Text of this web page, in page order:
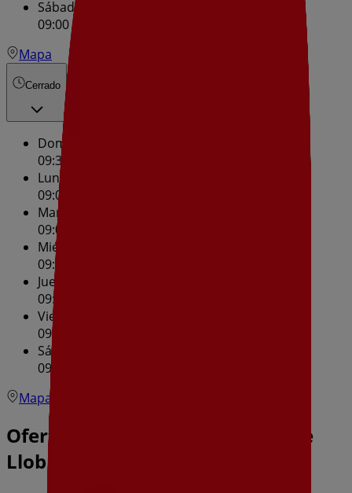
Sábado
09:00 - 21:00
Mapa
Cerrado
Domingo
09:30 - 14:30
Lunes
09:00 - 21:00
Martes
09:00 - 21:00
Miércoles
09:00 - 21:00
Jueves
09:00 - 21:00
Viernes
09:00 - 21:00
Sábado
09:00 - 21:00
Mapa
Ofertas de Dia en L'Hospitalet de
Llobregat